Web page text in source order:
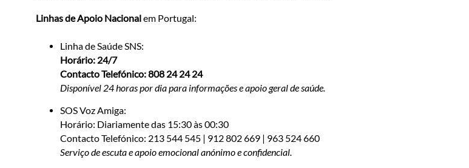
Linhas de Apoio Nacionalem Portugal:
Linha de Saúde SNS:
Horário: 24/7
Contacto Telefónico: 808 24 24 24
Disponível 24 horas por dia para informações e apoio geral de saúde.
SOS Voz Amiga:
Horário: Diariamente das 15:30 às 00:30
Contacto Telefónico: 213 544 545 | 912 802 669 | 963 524 660
Serviço de escuta e apoio emocional anónimo e confidencial.